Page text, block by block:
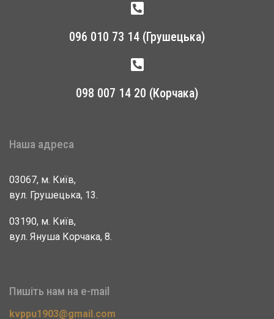
096 010 73 14 (Грушецька)
098 007 14 20 (Корчака)
Наша адреса
03067, м. Київ,
вул. Грушецька, 13.
03190, м. Київ,
вул. Януша Корчака, 8.
Пишіть нам на e-mail
kvppu1903@gmail.com